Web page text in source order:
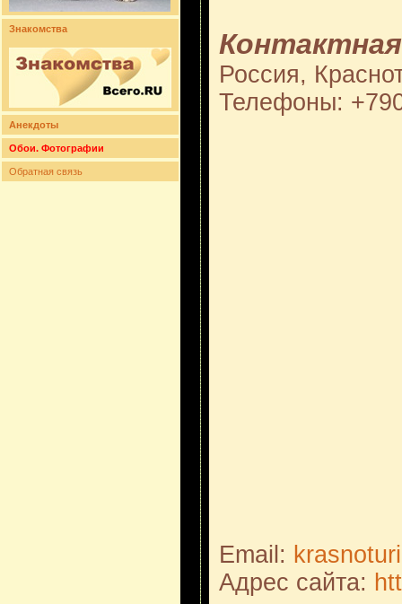
Знакомства
Анекдоты
Обои. Фотографии
Обратная связь
Россия,
Телефоны:
Email:
Адрес сайта: